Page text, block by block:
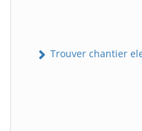
Trouver chantier